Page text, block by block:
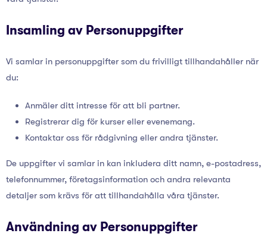
Insamling av Personuppgifter
Vi samlar in personuppgifter som du frivilligt tillhandahåller när
du:
Anmäler ditt intresse för att bli partner.
Registrerar dig för kurser eller evenemang.
Kontaktar oss för rådgivning eller andra tjänster.
De uppgifter vi samlar in kan inkludera ditt namn, e-postadress,
telefonnummer, företagsinformation och andra relevanta
detaljer som krävs för att tillhandahålla våra tjänster.
Användning av Personuppgifter